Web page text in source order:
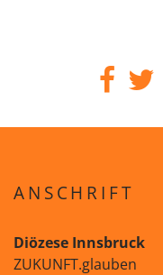
ANSCHRIFT
Diözese Innsbruck
ZUKUNFT.glauben